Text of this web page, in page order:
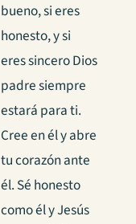
bueno, si eres
honesto, y si
eres sincero Dios
padre siempre
estará para ti.
Cree en él y abre
tu corazón ante
él. Sé honesto
como él y Jesús